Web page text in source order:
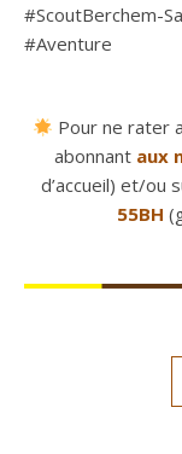
#ScoutBerchem-
#Aventure
Pour ne rater
abonnant aux
d’accueil) et/ou
55BH